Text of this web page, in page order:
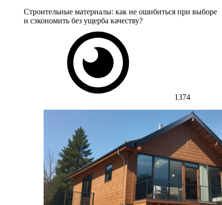
Строительные материалы: как не ошибиться при выборе
и сэкономить без ущерба качеству?
1374